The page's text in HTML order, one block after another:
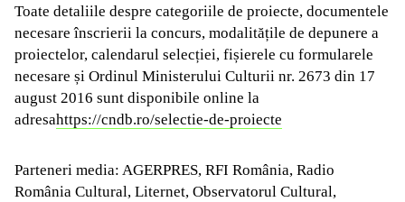
Toate detaliile despre categoriile de proiecte, documentele
necesare înscrierii la concurs, modalitățile de depunere a
proiectelor, calendarul selecției, fișierele cu formularele
necesare și Ordinul Ministerului Culturii nr. 2673 din 17
august 2016 sunt disponibile online la
adresahttps://cndb.ro/selectie-de-proiecte
Parteneri media: AGERPRES, RFI România, Radio
România Cultural, Liternet, Observatorul Cultural,